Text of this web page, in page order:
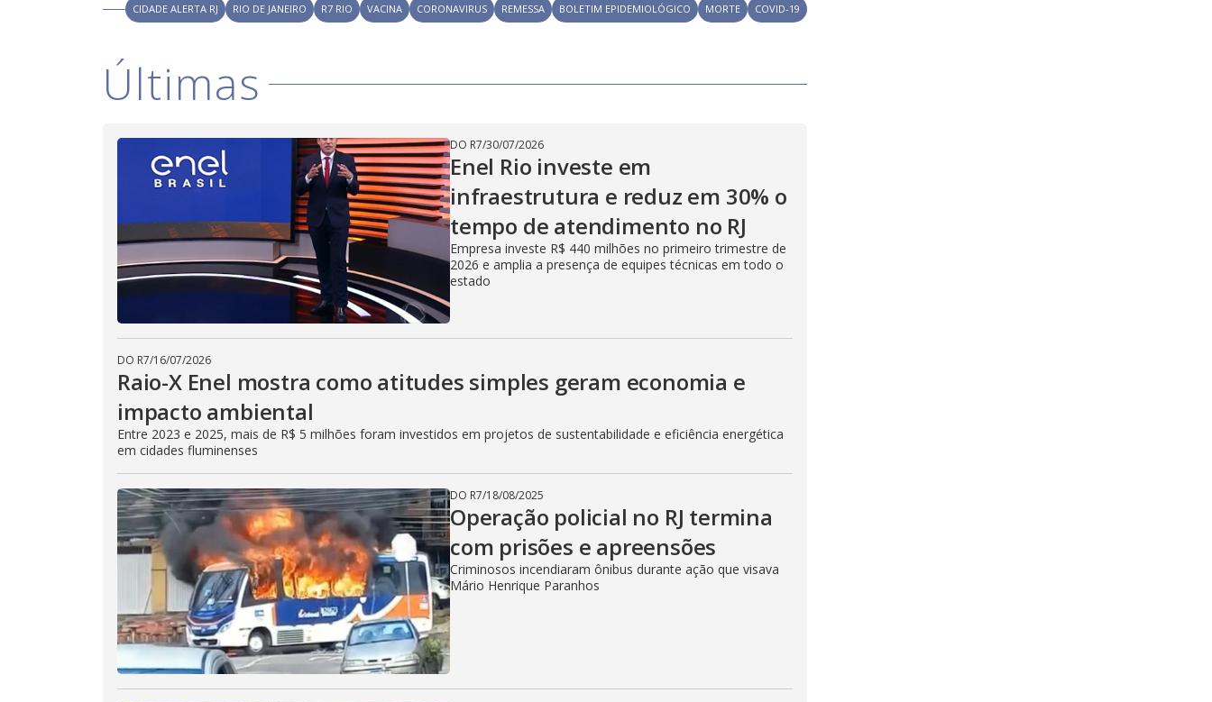
y
V
i
d
e
o
u
d
o
e
CIDADE ALERTA RJ RIO DE JANEIRO R7 RIO VACINA CORONAVIRUS REMESSA BOLETIM EPIDEMIOLÓGICO MORTE COVID-19
Últimas
DO R7/30/07/2026
Enel Rio investe em
infraestrutura e reduz em 30% o
tempo de atendimento no RJ
Empresa investe R$ 440 milhões no primeiro trimestre de
2026 e amplia a presença de equipes técnicas em todo o
estado
DO R7/16/07/2026
Raio-X Enel mostra como atitudes simples geram economia e
impacto ambiental
Entre 2023 e 2025, mais de R$ 5 milhões foram investidos em projetos de sustentabilidade e eficiência energética
em cidades fluminenses
DO R7/18/08/2025
Operação policial no RJ termina
com prisões e apreensões
Criminosos incendiaram ônibus durante ação que visava
Mário Henrique Paranhos